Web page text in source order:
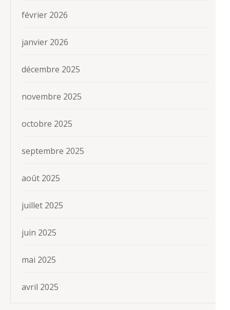
février 2026
janvier 2026
décembre 2025
novembre 2025
octobre 2025
septembre 2025
août 2025
juillet 2025
juin 2025
mai 2025
avril 2025